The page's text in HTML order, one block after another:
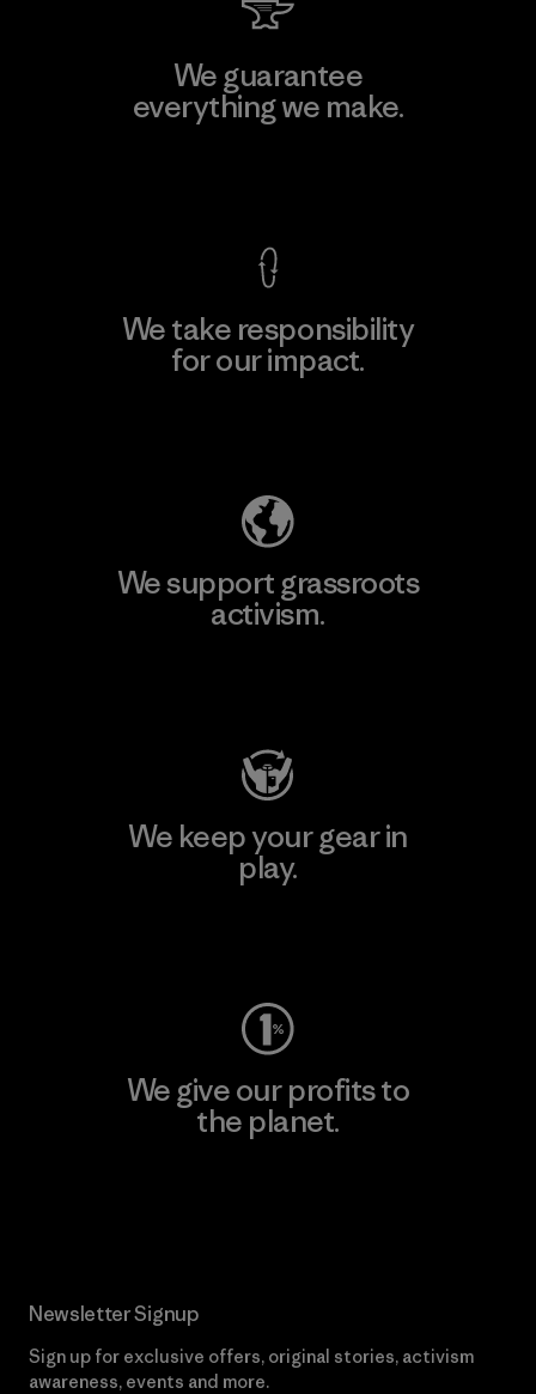
We guarantee
everything we make.
We take responsibility
for our impact.
We support grassroots
activism.
We keep your gear in
play.
We give our profits to
the planet.
Newsletter Signup
Sign up for exclusive offers, original stories, activism
awareness, events and more.